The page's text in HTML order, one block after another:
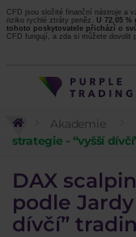
CFD jsou složité finanční nástroje a
riziko rychlé ztráty peněz. U 72,05
tohoto poskytovatele přichází o
CFD fungují, a zda si můžete dovolit
Akademie
strategie - “vyšší
DAX
podle
dívčí”